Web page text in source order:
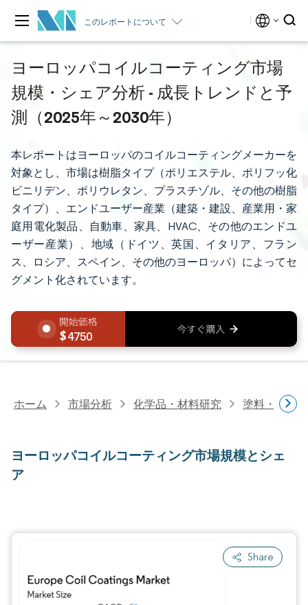
このレポートについて
ヨーロッパコイルコーティング市場
規模・シェア分析 - 成長トレンドと予
測（2025年～2030年）
本レポートはヨーロッパのコイルコーティングメーカーを
対象とし、市場は樹脂タイプ（ポリエステル、ポリフッ化
ビニリデン、ポリウレタン、プラスチゾル、その他の樹脂
タイプ）、エンドユーザー産業（建築・建設、産業用・家
庭用電化製品、自動車、家具、HVAC、その他のエンドユ
ーザー産業）、地域（ドイツ、英国、イタリア、フラン
ス、ロシア、スペイン、その他のヨーロッパ）によってセ
グメント化されています。
4750
ホーム 市場分析 化学品・材料研究 塗料・コー
ヨーロッパコイルコーティング市場規模とシェ
ア
Share